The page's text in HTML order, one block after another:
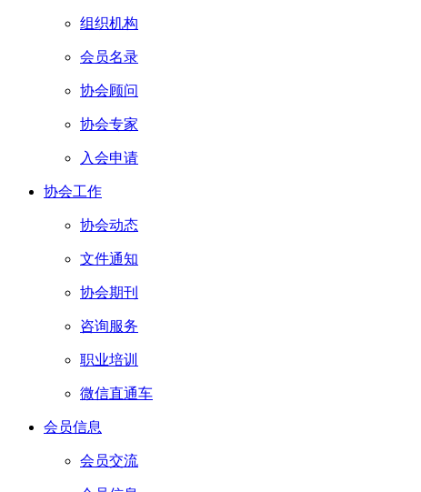
组织机构
会员名录
协会顾问
协会专家
入会申请
协会工作
协会动态
文件通知
协会期刊
咨询服务
职业培训
微信直通车
会员信息
会员交流